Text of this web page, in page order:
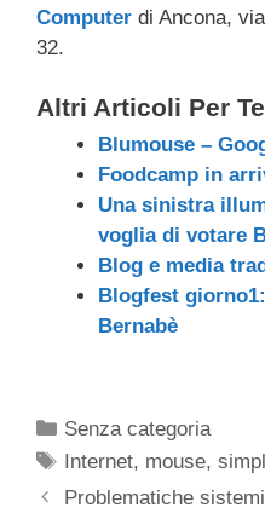
Computer di Ancona,
32.
Altri Articoli Per Te
Blumouse –
Foodcamp in
Una sinistra
voglia di votare
Blog e media
Blogfest
Bernabè
Categorie
Senza categoria
Tag
Internet, mouse,
Problematiche